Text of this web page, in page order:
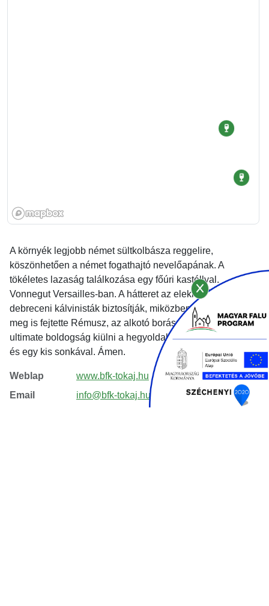
A környék legjobb német sültkolbásza reggelire,
köszönhetően a német fogathajtó nevelőapának. A
tökéletes lazaság találkozása egy főúri kastéllyal.
Vonnegut Versailles-ban. A hátteret az eleki svábok és a
debreceni kálvinisták biztosítják, miközben a világot már
meg is fejtette Rémusz, az alkotó borász, aki szerint az
ultimate boldogság kiülni a hegyoldalba egy pohár borral
és egy kis sonkával. Ámen.
Weblap
www.bfk-tokaj.hu
Email
info@bfk-tokaj.hu